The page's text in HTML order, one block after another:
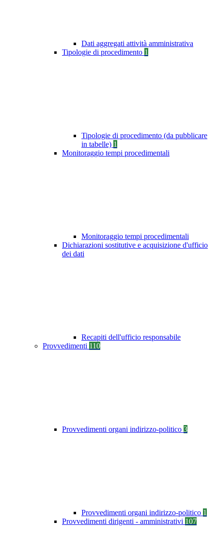
Dati aggregati attività amministrativa
Tipologie di procedimento 1
Tipologie di procedimento (da pubblicare
in tabelle) 1
Monitoraggio tempi procedimentali
Monitoraggio tempi procedimentali
Dichiarazioni sostitutive e acquisizione d'ufficio
dei dati
Recapiti dell'ufficio responsabile
Provvedimenti 110
Provvedimenti organi indirizzo-politico 3
Provvedimenti organi indirizzo-politico 1
Provvedimenti dirigenti - amministrativi 107